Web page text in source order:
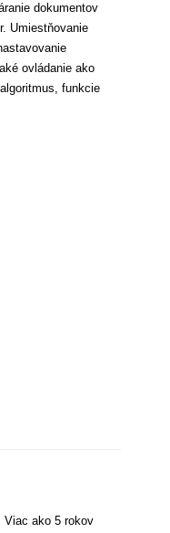
dokumentov
Umiestňovanie
ovládanie ako
funkcie
Viac ako 5 rokov